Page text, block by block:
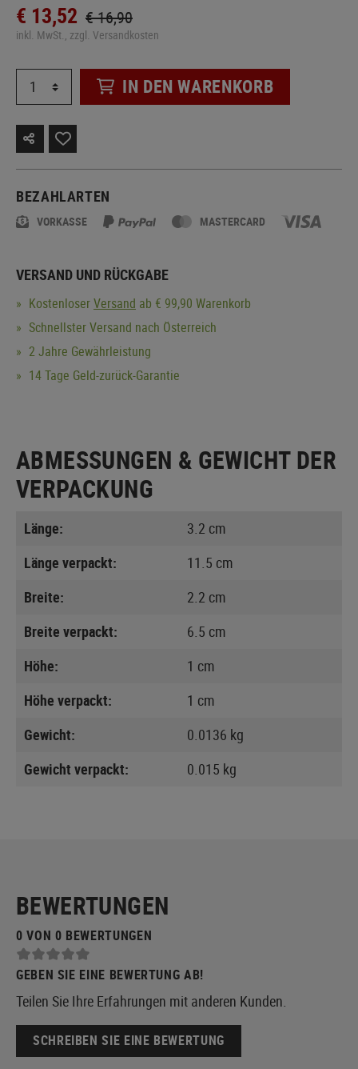
€ 13,52 € 16,90
inkl. MwSt., zzgl. Versandkosten
IN DEN WARENKORB
BEZAHLARTEN
VORKASSE MASTERCARD
VERSAND UND RÜCKGABE
KostenloserVersand ab € 99,90 Warenkorb
Schnellster Versand nach Österreich
2 Jahre Gewährleistung
14 Tage Geld-zurück-Garantie
ABMESSUNGEN & GEWICHT DER
VERPACKUNG
Länge:
3.2 cm
Länge verpackt:
11.5 cm
Breite:
2.2 cm
Breite verpackt:
6.5 cm
Höhe:
1 cm
Höhe verpackt:
1 cm
Gewicht:
0.0136 kg
Gewicht verpackt:
0.015 kg
BEWERTUNGEN
0 VON 0 BEWERTUNGEN
GEBEN SIE EINE BEWERTUNG AB!
Teilen Sie Ihre Erfahrungen mit anderen Kunden.
SCHREIBEN SIE EINE BEWERTUNG